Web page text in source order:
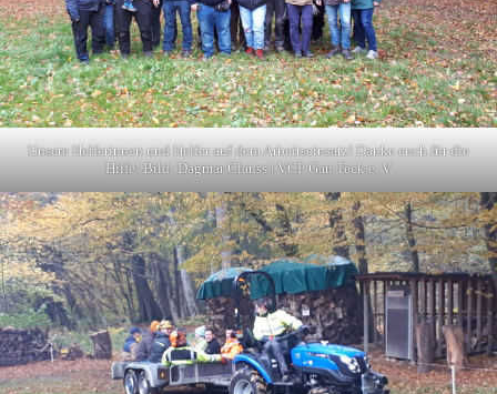
Unsere Helferinnen und Helfer auf dem Arbeitseinsatz! Danke euch für die
Hilfe! Bild: Dagmar Clauss | VCP Gau Teck e. V.